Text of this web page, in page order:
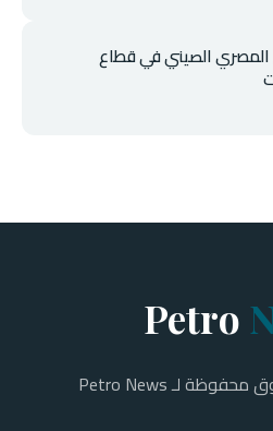
المصري الصيني في قطاع
Petro